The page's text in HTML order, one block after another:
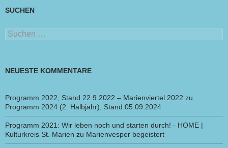
SUCHEN
Suchen
nach:
NEUESTE KOMMENTARE
Programm 2022, Stand 22.9.2022 – Marienviertel 2022 zu
Programm 2024 (2. Halbjahr), Stand 05.09.2024
Programm 2021: Wir leben noch und starten durch! - HOME |
Kulturkreis St. Marien zu Marienvesper begeistert